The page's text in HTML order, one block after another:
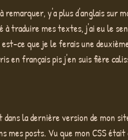
y'a plus d'anglais sur
à traduire mes textes, j'ai eu le
ce que je le ferais une
en français pis j'en suis fière
la dernière version de mon
mes posts. Vu que mon CSS